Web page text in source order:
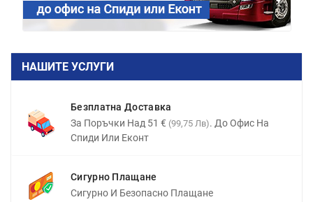
НАШИТЕ УСЛУГИ
Безплатна Доставка
За Поръчки Над 51 € (99,75 Лв). До Офис На
Спиди Или Еконт
Сигурно Плащане
Сигурно И Безопасно Плащане